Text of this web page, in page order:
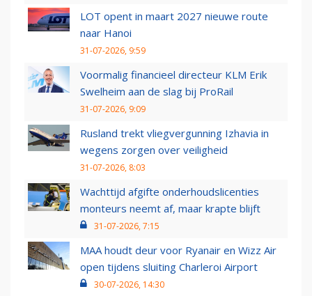
LOT opent in maart 2027 nieuwe route
naar Hanoi
31-07-2026, 9:59
Voormalig financieel directeur KLM Erik
Swelheim aan de slag bij ProRail
31-07-2026, 9:09
Rusland trekt vliegvergunning Izhavia in
wegens zorgen over veiligheid
31-07-2026, 8:03
Wachttijd afgifte onderhoudslicenties
monteurs neemt af, maar krapte blijft
31-07-2026, 7:15
MAA houdt deur voor Ryanair en Wizz Air
open tijdens sluiting Charleroi Airport
30-07-2026, 14:30